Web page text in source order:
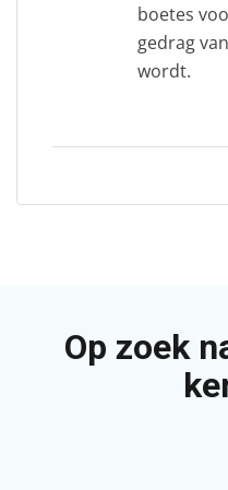
boetes
gedrag
wordt.
Op zoek